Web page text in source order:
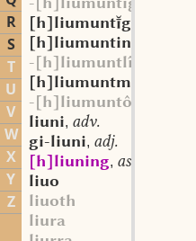
R
S
T
U
V
W
X
Y
Z
[h]liumuntgî
[h]liumunting
-[h]liumuntlîh
[h]liumuntmâri
-[h]liumuntôn
liuni, adv.
gi-liuni, adj.
[h]liuning, as. st. m.
liuo
liuoth
liura